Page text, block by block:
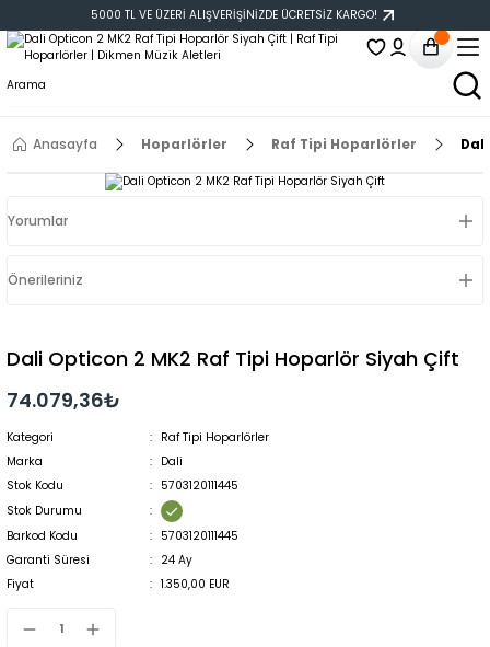
5000 TL VE ÜZERİ ALIŞVERİŞİNİZDE ÜCRETSİZ KARGO!
Anasayfa Hoparlörler Raf Tipi Hoparlörler
Yorumlar
Önerileriniz
Dali Opticon 2 MK2 Raf Tipi Hoparlör Siyah Çift
74.079,36₺
Kategori
Raf Tipi Hoparlörler
Marka
Dali
Stok Kodu
5703120111445
Stok Durumu
Barkod Kodu
5703120111445
Garanti Süresi
24 Ay
Fiyat
1.350,00 EUR